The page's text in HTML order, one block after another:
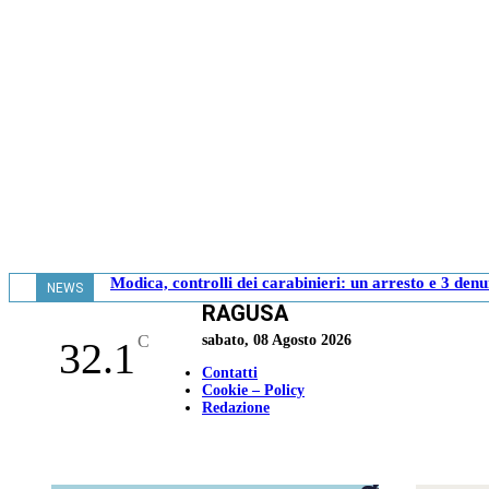
NEWS Modica, controlli dei carabinieri: un arresto e 3
32.1 C
RAGUSA
sabato, 08 Agosto 2026
Contatti
Cookie – Policy
Redazione